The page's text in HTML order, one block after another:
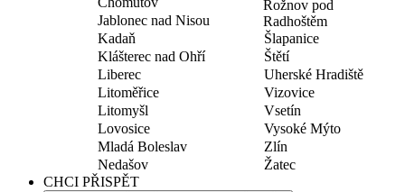
Jablonec nad Nisou
Kadaň
Klášterec nad Ohří
Liberec
Litoměřice
Litomyšl
Lovosice
Mladá Boleslav
Nedašov
Rožnov pod
Radhoštěm
Šlapanice
Štětí
Uherské Hradiště
Vizovice
Vsetín
Vysoké Mýto
Zlín
Žatec
CHCI PŘISPĚT